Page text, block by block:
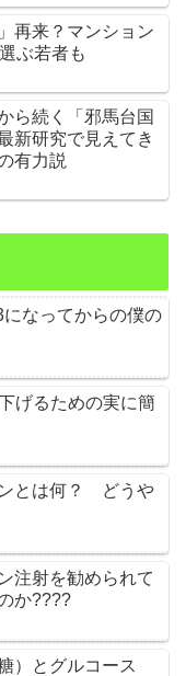
再来？マンション
ぶ若者も
ら続く「邪馬台国
新研究で見えてき
有力説
なってからの僕の
げるための実に簡
とは何？ どうや
注射を勧められて
か????
）とグルコース